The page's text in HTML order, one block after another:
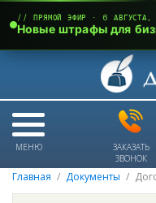
МЕНЮ
ЗАКАЗАТЬ
ЗВОНОК
Главная Документы
// ПРЯМОЙ ЭФИР · 6
Новые штрафы для